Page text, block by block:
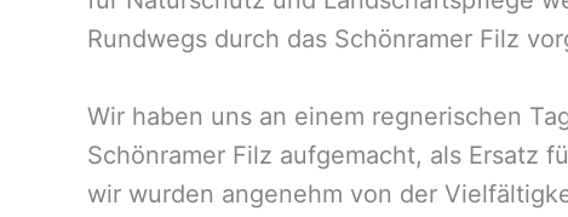
Rundwegs durch das Schönramer Filz
Wir haben uns an einem regnerischen
Schönramer Filz aufgemacht, als Ersatz
wir wurden angenehm von der